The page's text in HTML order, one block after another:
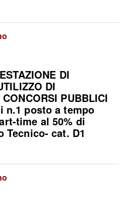
DI
DI
PUBBLICI
n.1 posto a tempo
time al 50% di
cat. D1